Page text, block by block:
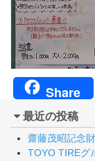
Share
最近の投稿
齋藤茂昭記念
TOYO TIREグ